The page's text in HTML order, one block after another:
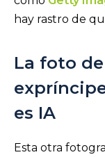
hay rastro de
La foto
es IA
Esta otra